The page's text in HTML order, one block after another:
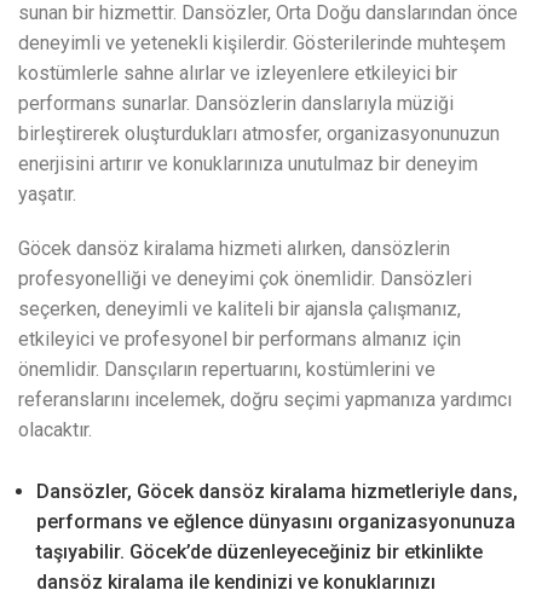
sunan bir hizmettir. Dansözler, Orta Doğu danslarından önce
deneyimli ve yetenekli kişilerdir. Gösterilerinde muhteşem
kostümlerle sahne alırlar ve izleyenlere etkileyici bir
performans sunarlar. Dansözlerin danslarıyla müziği
birleştirerek oluşturdukları atmosfer, organizasyonunuzun
enerjisini artırır ve konuklarınıza unutulmaz bir deneyim
yaşatır.
Göcek dansöz kiralama hizmeti alırken, dansözlerin
profesyonelliği ve deneyimi çok önemlidir. Dansözleri
seçerken, deneyimli ve kaliteli bir ajansla çalışmanız,
etkileyici ve profesyonel bir performans almanız için
önemlidir. Dansçıların repertuarını, kostümlerini ve
referanslarını incelemek, doğru seçimi yapmanıza yardımcı
olacaktır.
Dansözler, Göcek dansöz kiralama hizmetleriyle dans,
performans ve eğlence dünyasını organizasyonunuza
taşıyabilir. Göcek’de düzenleyeceğiniz bir etkinlikte
dansöz kiralama ile kendinizi ve konuklarınızı